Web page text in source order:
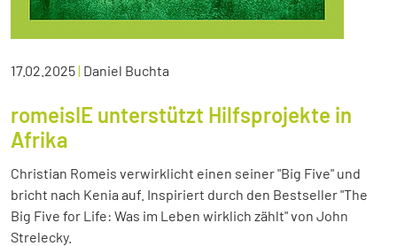
17.02.2025| Daniel Buchta
romeisIE unterstützt Hilfsprojekte in
Afrika
Christian Romeis verwirklicht einen seiner "Big Five" und
bricht nach Kenia auf. Inspiriert durch den Bestseller "The
Big Five for Life: Was im Leben wirklich zählt" von John
Strelecky.